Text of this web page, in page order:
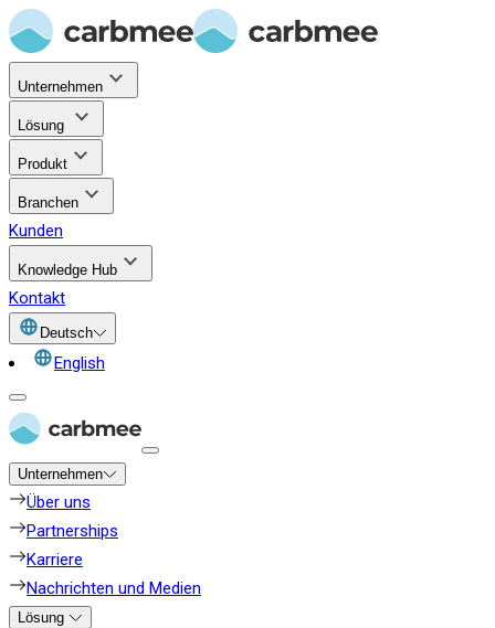
Unternehmen
Lösung
Produkt
Branchen
Kunden
Knowledge Hub
Kontakt
Deutsch
English
Unternehmen
Über uns
Partnerships
Karriere
Nachrichten und Medien
Lösung